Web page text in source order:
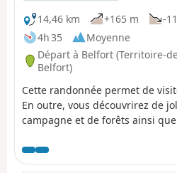
14,46 km
+165 m
-
4h 35
Moyenne
Départ à Belfort (Territoire-
Belfort)
Cette randonnée permet de
En outre, vous découvrirez de
campagne et de forêts ainsi
de Belfort. Vous passerez à côté
de la tour de la Miotte.